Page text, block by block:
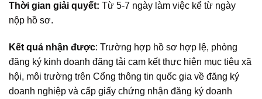
Thời gian giải quyết: Từ 5-7 ngày làm việc kể từ ngày
nộp hồ sơ.
Kết quả nhận được: Trường hợp hồ sơ hợp lệ, phòng
đăng ký kinh doanh đăng tải cam kết thực hiện mục tiêu xã
hội, môi trường trên Cổng thông tin quốc gia về đăng ký
doanh nghiệp và cấp giấy chứng nhận đăng ký doanh